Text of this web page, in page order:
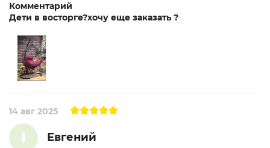
Комментарий
Дети в восторге?хочу еще заказать ?
I Евгений
14 авг 2025